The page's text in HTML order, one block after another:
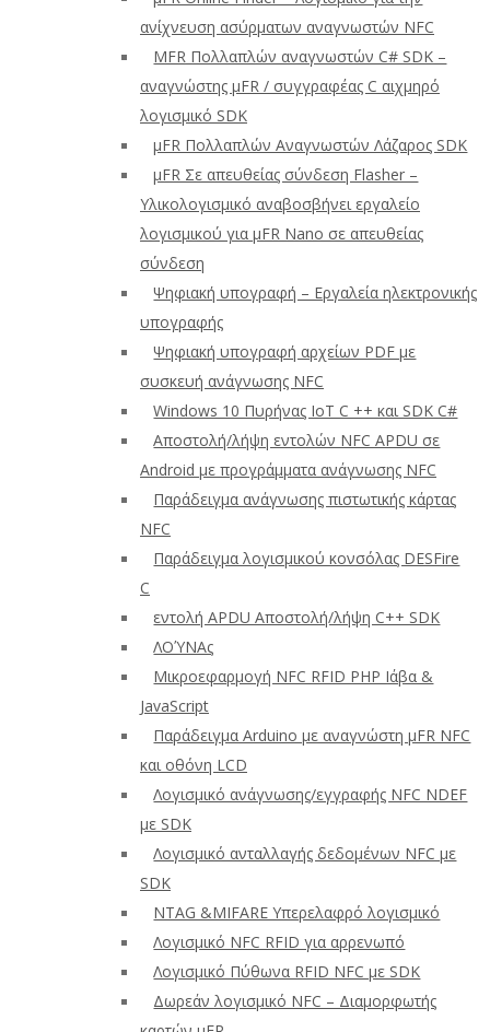
ανίχνευση ασύρματων αναγνωστών NFC
ΜFR Πολλαπλών αναγνωστών C# SDK –
αναγνώστης μFR / συγγραφέας C αιχμηρό
λογισμικό SDK
μFR Πολλαπλών Αναγνωστών Λάζαρος SDK
μFR Σε απευθείας σύνδεση Flasher –
Υλικολογισμικό αναβοσβήνει εργαλείο
λογισμικού για μFR Nano σε απευθείας
σύνδεση
Ψηφιακή υπογραφή – Εργαλεία ηλεκτρονικής
υπογραφής
Ψηφιακή υπογραφή αρχείων PDF με
συσκευή ανάγνωσης NFC
Windows 10 Πυρήνας IoT C ++ και SDK C#
Αποστολή/λήψη εντολών NFC APDU σε
Android με προγράμματα ανάγνωσης NFC
Παράδειγμα ανάγνωσης πιστωτικής κάρτας
NFC
Παράδειγμα λογισμικού κονσόλας DESFire
C
εντολή APDU Αποστολή/λήψη C++ SDK
ΛΟΎΝΑς
Μικροεφαρμογή NFC RFID PHP Ιάβα &
JavaScript
Παράδειγμα Arduino με αναγνώστη μFR NFC
και οθόνη LCD
Λογισμικό ανάγνωσης/εγγραφής NFC NDEF
με SDK
Λογισμικό ανταλλαγής δεδομένων NFC με
SDK
NTAG &MIFARE Υπερελαφρό λογισμικό
Λογισμικό NFC RFID για αρρενωπό
Λογισμικό Πύθωνα RFID NFC με SDK
Δωρεάν λογισμικό NFC – Διαμορφωτής